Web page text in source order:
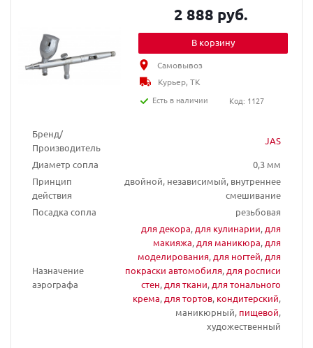
Бренд/
Производитель
JAS
Диаметр сопла
0,3 мм
Принцип
действия
двойной, независимый, внутреннее
смешивание
Посадка сопла
резьбовая
Назначение
аэрографа
для декора, для кулинарии, для
макияжа, для маникюра, для
моделирования, для ногтей, для
покраски автомобиля, для росписи
стен, для ткани, для тонального
крема, для тортов, кондитерский,
маникюрный, пищевой,
художественный
2 888 руб.
В корзину
Самовывоз
Курьер, ТК
Есть в наличии
Код: 1127